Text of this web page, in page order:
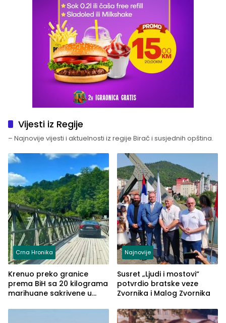
Vijesti iz Regije
– Najnovije vijesti i aktuelnosti iz regije Birač i susjednih opština.
Crna Hronika
Krenuo preko granice
prema BiH sa 20 kilograma
marihuane sakrivene u
Najnovije
Susret „Ljudi i mostovi“
potvrdio bratske veze
Zvornika i Malog Zvornika